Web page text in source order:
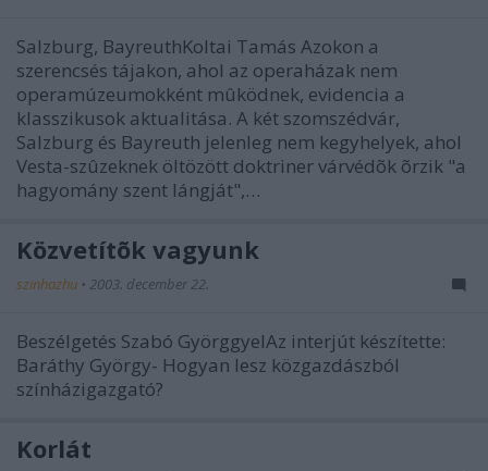
Salzburg, BayreuthKoltai Tamás Azokon a
szerencsés tájakon, ahol az operaházak nem
operamúzeumokként mûködnek, evidencia a
klasszikusok aktualitása. A két szomszédvár,
Salzburg és Bayreuth jelenleg nem kegyhelyek, ahol
Vesta-szûzeknek öltözött doktriner várvédõk õrzik "a
hagyomány szent lángját",…
Közvetítõk vagyunk
szinhazhu • 2003. december 22.
Beszélgetés Szabó GyörggyelAz interjút készítette:
Baráthy György- Hogyan lesz közgazdászból
színházigazgató?
Korlát